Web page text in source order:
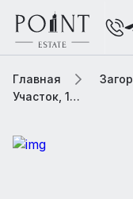
Главная
Участок, 17.76 сот. В коттеджном поселке «Жуковка-2»